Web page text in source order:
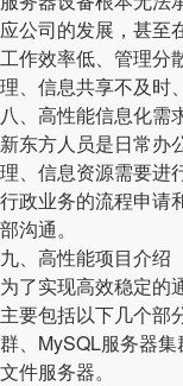
应公司的发展，甚至
工作效率低、管理分
理、信息共享不及时
八、高性能信息化需
新东方人员是日常办
理、信息资源需要进
行政业务的流程申请
部沟通。
九、高性能项目介绍
为了实现高效稳定的
主要包括以下几个部
群、MySQL服务器
文件服务器。